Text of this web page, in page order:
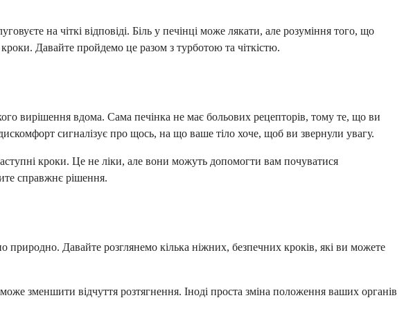
на чіткі відповіді. Біль у печінці може лякати, але розуміння того, що
Давайте пройдемо це разом з турботою та чіткістю.
вирішення вдома. Сама печінка не має больових рецепторів, тому те, що ви
сигналізує про щось, на що ваше тіло хоче, щоб ви звернули увагу.
кроки. Це не ліки, але вони можуть допомогти вам почуватися
справжнє рішення.
Давайте розглянемо кілька ніжних, безпечних кроків, які ви можете
зменшити відчуття розтягнення. Іноді проста зміна положення ваших органів